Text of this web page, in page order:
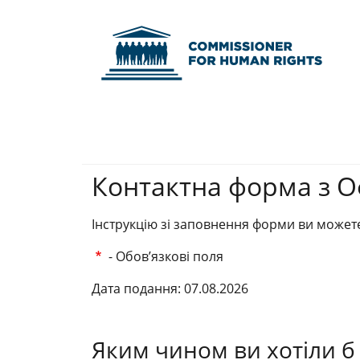
Контактна форма з
Інструкцію зі заповнення форми ви
- Обов’язкові поля
Дата подання: 07.08.2026
Яким чином ви хотіли